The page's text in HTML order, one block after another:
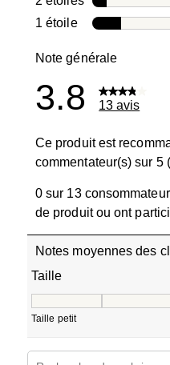
1 étoileétoiles
Note générale
3.8 13 avis
Ce produit est
commentateur(s) sur 5
0 sur 13
de produit ou ont
Notes moyennes des
Taille
Taille petit
Zone de recherche de